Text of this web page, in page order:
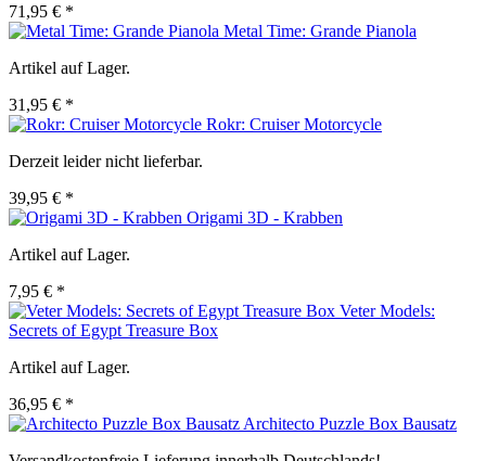
71,95 € *
Metal Time: Grande Pianola
Artikel auf Lager.
31,95 € *
Rokr: Cruiser Motorcycle
Derzeit leider nicht lieferbar.
39,95 € *
Origami 3D - Krabben
Artikel auf Lager.
7,95 € *
Veter Models:
Secrets of Egypt Treasure Box
Artikel auf Lager.
36,95 € *
Architecto Puzzle Box Bausatz